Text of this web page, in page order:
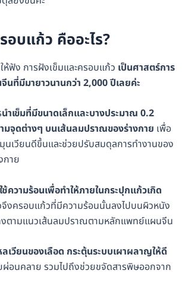
อบแก้ว คืออะไร?
ฟัง การฝังเข็มและครอบแก้ว เป็นศาสตร์การ
ที่มีมายาวนานกว่า 2,000 ปีเลยค่ะ
นำเข็มที่มีขนาดเล็กและบางประมาณ 0.2
มจุดต่างๆ บนเส้นลมปราณของร่างกาย เพื่อ
นเวียนดีขึ้นและช่วยปรับสมดุลการทำงานของ
กาย
ความร้อนเพื่อทำให้ภายในกระปุกแก้วเกิด
จึงครอบแก้วที่มีความร้อนนั้นลงไปบนผิวหนัง
งตามแนวเส้นลมปราณตามหลักแพทย์แผนจีน
เวียนของเลือด กระตุ้นระบบเผาผลาญให้ดี
ผ่อนคลาย รวมไปถึงช่วยขจัดสารพิษออกจาก